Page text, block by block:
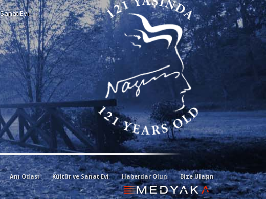
Evi
Anı Odası Kültür ve Sanat Evi Haberdar Olun Bize Ulaşın